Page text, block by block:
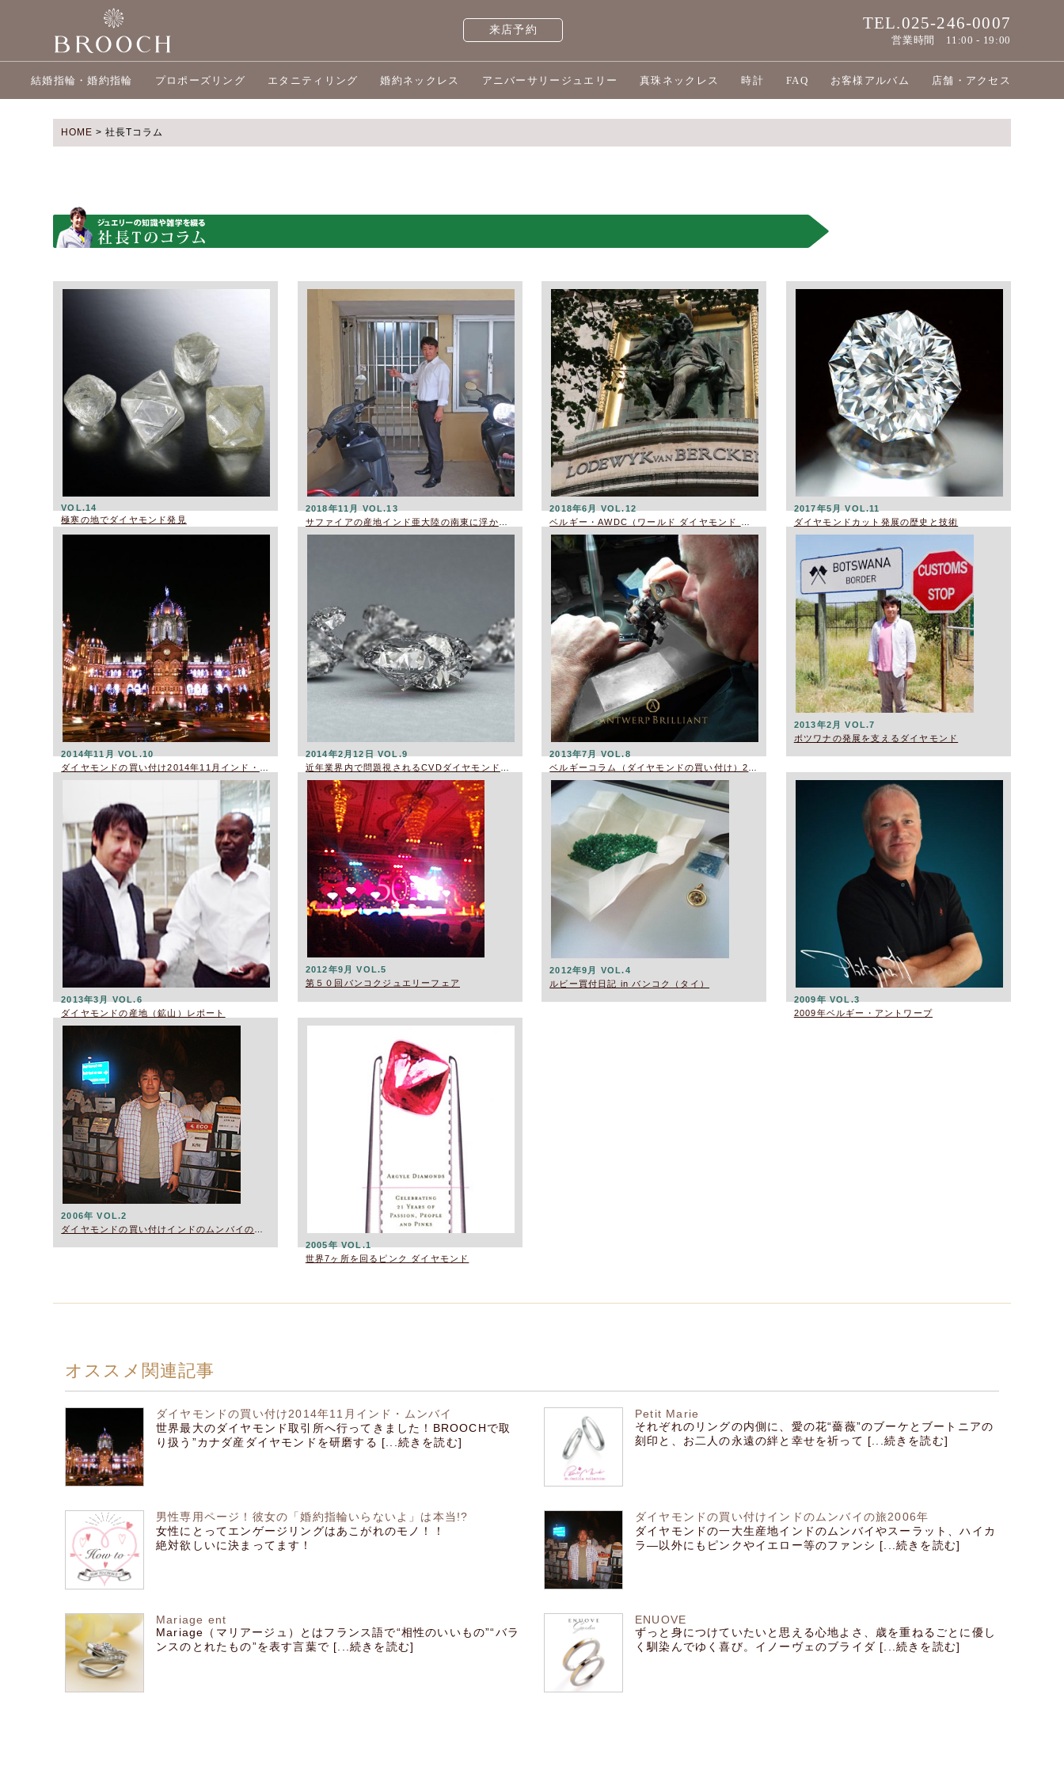
来店予約 TEL.025-246-0007
営業時間 11:00 - 19:00
結婚指輪・婚約指輪 プロポーズリング エタニティリング 婚約ネックレス アニバーサリージュエリー 真珠ネックレス 時計 FAQ お客様アルバム 店舗・アクセス
HOME > 社長Tコラム
VOL.14
極寒の地でダイヤモンド発見
2018年11月 VOL.13
2018年6月 VOL.12
2017年5月 VOL.11
ダイヤモンドカット発展の歴史と技術
2014年11月 VOL.10
2014年2月12日 VOL.9
2013年7月 VOL.8
2013年2月 VOL.7
ボツワナの発展を支えるダイヤモンド
2013年3月 VOL.6
ダイヤモンドの産地（鉱山）レポート
2012年9月 VOL.5
第５０回バンコクジュエリーフェア
2012年9月 VOL.4
ルビー買付日記 in バンコク（タイ）
2009年 VOL.3
2009年ベルギー・アントワープ
2006年 VOL.2
2005年 VOL.1
世界7ヶ所を回るピンク ダイヤモンド
オススメ関連記事
ダイヤモンドの買い付け2014年11月インド・ムンバイ
世界最大のダイヤモンド取引所へ行ってきました！BROOCHで取
り扱う”カナダ産ダイヤモンドを研磨する [...続きを読む]
Petit Marie
それぞれのリングの内側に、愛の花“薔薇”のブーケとブートニアの
刻印と、お二人の永遠の絆と幸せを祈って [...続きを読む]
男性専用ページ！彼女の「婚約指輪いらないよ」は本当!?
女性にとってエンゲージリングはあこがれのモノ！！
絶対欲しいに決まってます！
ダイヤモンドの買い付けインドのムンバイの旅2006年
ダイヤモンドの一大生産地インドのムンバイやスーラット、ハイカ
ラ―以外にもピンクやイエロー等のファンシ [...続きを読む]
Mariage ent
Mariage（マリアージュ）とはフランス語で“相性のいいもの”“バラ
ンスのとれたもの”を表す言葉で [...続きを読む]
ENUOVE
ずっと身につけていたいと思える心地よさ、歳を重ねるごとに優し
く馴染んでゆく喜び。イノーヴェのブライダ [...続きを読む]